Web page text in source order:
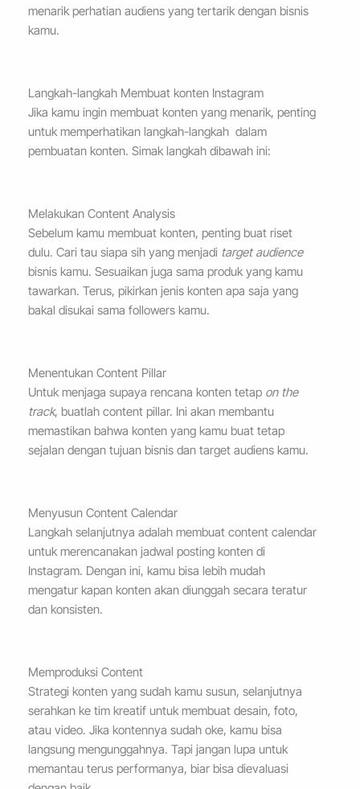
menarik perhatian audiens yang tertarik dengan bisnis
kamu.
Langkah-langkah Membuat konten Instagram
Jika kamu ingin membuat konten yang menarik, penting
untuk memperhatikan langkah-langkah dalam
pembuatan konten. Simak langkah dibawah ini:
Melakukan Content Analysis
Sebelum kamu membuat konten, penting buat riset
dulu. Cari tau siapa sih yang menjadi target audience
bisnis kamu. Sesuaikan juga sama produk yang kamu
tawarkan. Terus, pikirkan jenis konten apa saja yang
bakal disukai sama followers kamu.
Menentukan Content Pillar
Untuk menjaga supaya rencana konten tetap on the
track, buatlah content pillar. Ini akan membantu
memastikan bahwa konten yang kamu buat tetap
sejalan dengan tujuan bisnis dan target audiens kamu.
Menyusun Content Calendar
Langkah selanjutnya adalah membuat content calendar
untuk merencanakan jadwal posting konten di
Instagram. Dengan ini, kamu bisa lebih mudah
mengatur kapan konten akan diunggah secara teratur
dan konsisten.
Memproduksi Content
Strategi konten yang sudah kamu susun, selanjutnya
serahkan ke tim kreatif untuk membuat desain, foto,
atau video. Jika kontennya sudah oke, kamu bisa
langsung mengunggahnya. Tapi jangan lupa untuk
memantau terus performanya, biar bisa dievaluasi